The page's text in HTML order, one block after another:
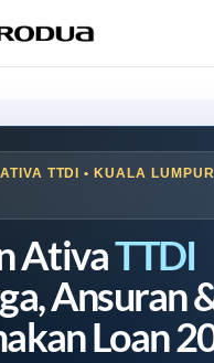
TTDI • KUALA LUMPUR
AtivaTTDI
Ansuran
Loan